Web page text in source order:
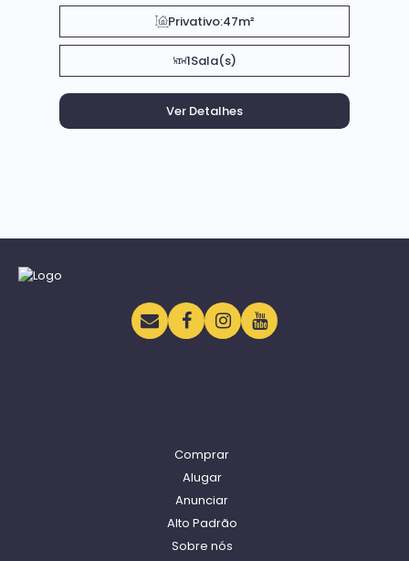
Privativo:47m²
1Sala(s)
Comprar
Alugar
Anunciar
Alto Padrão
Sobre nós